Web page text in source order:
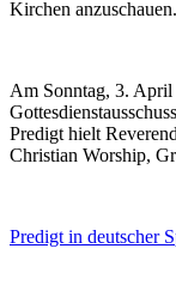
Kirchen anzuschauen.
Am Sonntag, 3. April
Predigt hielt
Christian Worship,
Predigt in deutscher